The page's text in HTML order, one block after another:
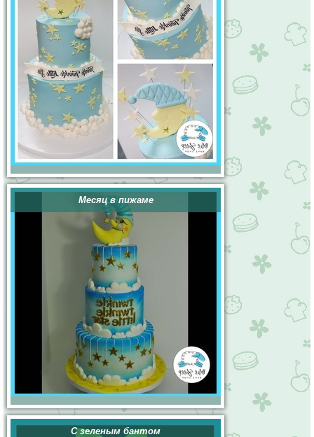
Месяц в пижаме
С зеленым бантом